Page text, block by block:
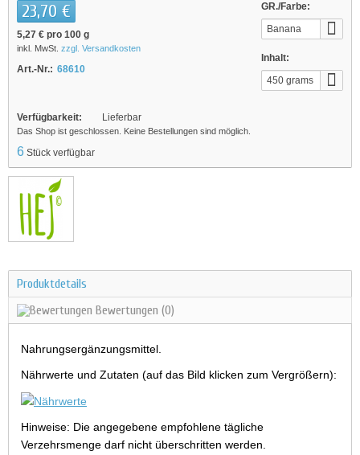
GR./Farbe:
Banana
Inhalt:
450 grams
23,70 €
5,27 € pro 100 g
inkl. MwSt. zzgl. Versandkosten
Art.-Nr.: 68610
Verfügbarkeit: Lieferbar
Das Shop ist geschlossen. Keine Bestellungen sind möglich.
6 Stück verfügbar
Produktdetails
Bewertungen (0)
Nahrungsergänzungsmittel.
Nährwerte und Zutaten (auf das Bild klicken zum Vergrößern):
Hinweise: Die angegebene empfohlene tägliche
Verzehrsmenge darf nicht überschritten werden.